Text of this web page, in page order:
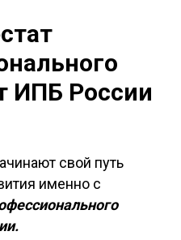
ИПБ России
свой путь
именно с